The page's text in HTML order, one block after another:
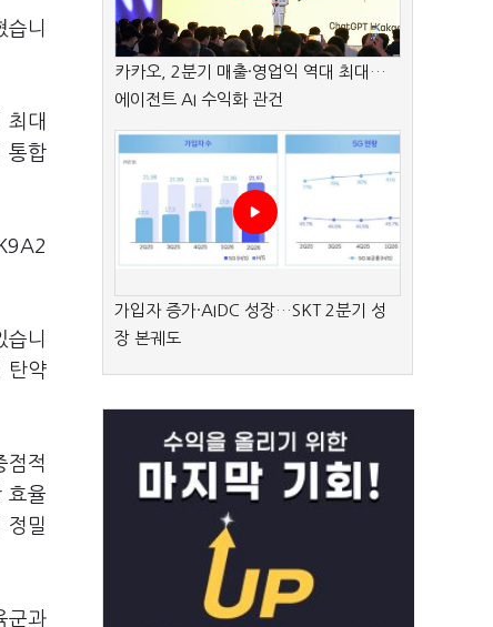
니
대
통합
니
탄약
점적
효율
정밀
군과
카카오, 2분기 매출·영업익 역대 최대…
에이전트 AI 수익화 관건
가입자 증가·AIDC 성장…SKT 2분기 성
장 본궤도